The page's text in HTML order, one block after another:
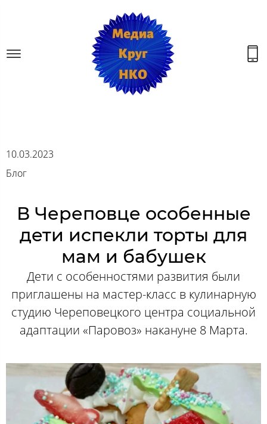
10.03.2023
Блог
В Череповце особенные
дети испекли торты для
мам и бабушек
Дети с особенностями развития были
приглашены на мастер-класс в кулинарную
студию Череповецкого центра социальной
адаптации «Паровоз» накануне 8 Марта.